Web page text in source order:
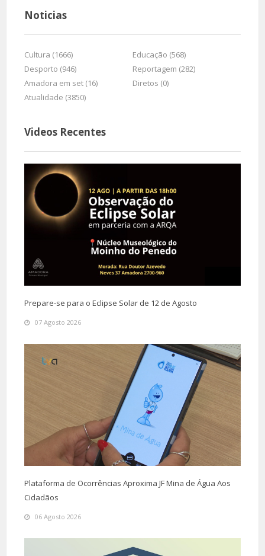
Noticias
Cultura (1666)
Educação (568)
Desporto (946)
Reportagem (282)
Amadora em set (16)
Diretos (0)
Atualidade (3850)
Videos Recentes
Prepare-se para o Eclipse Solar de 12 de Agosto
07 Agosto 2026
Plataforma de Ocorrências Aproxima JF Mina de Água Aos
Cidadãos
06 Agosto 2026